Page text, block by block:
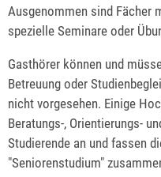
Ausgenommen sind Fächer
spezielle Seminare oder
Gasthörer können und
Betreuung oder
nicht vorgesehen. Einige
Beratungs-, Orientierungs-
Studierende an und fassen
"Seniorenstudium"